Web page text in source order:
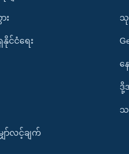
း
င်ငံရေး
ော်လင့်ချက်
သု
န
သ